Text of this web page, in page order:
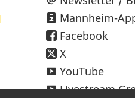
Mannheim-
Facebook
X
YouTube
Livestream